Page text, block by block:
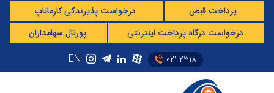
پرداخت قبض
درخواست پذیرندگی کارماتاپ
درخواست درگاه پرداخت اینترنتی
پورتال سهامداران
EN 021 2318